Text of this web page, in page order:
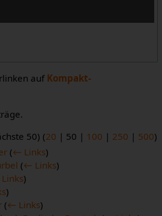
auf Kompakt-
50) (20 | 50 | 100 | 250 | 500)
(← Links)
(← Links)
)
)
(← Links)